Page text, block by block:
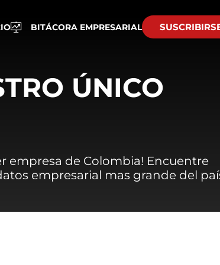
BITÁCORA EMPRESARIAL
ÚNICO
empresa de Colombia! Encuentre
empresarial mas grande del